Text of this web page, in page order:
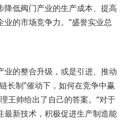
降低阀门产业的生产成本、提高
的市场竞争力。”盛誉实业总
业的整合升级，或是引进、推动
长制”催动下，如何在竞争中赢
王帅给出了自己的答案。“对于
最新技术，积极促进生产制造能